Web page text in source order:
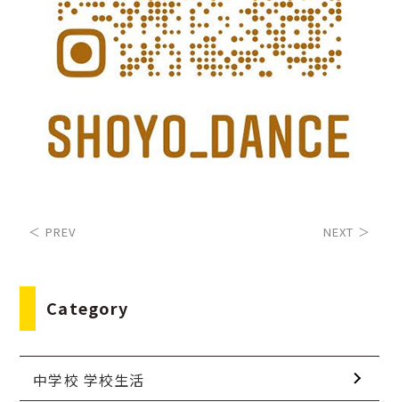
＜ PREV NEXT ＞
Category
中学校 学校生活